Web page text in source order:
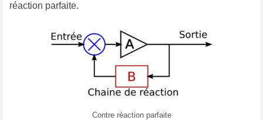
réaction parfaite.
Contre réaction parfaite